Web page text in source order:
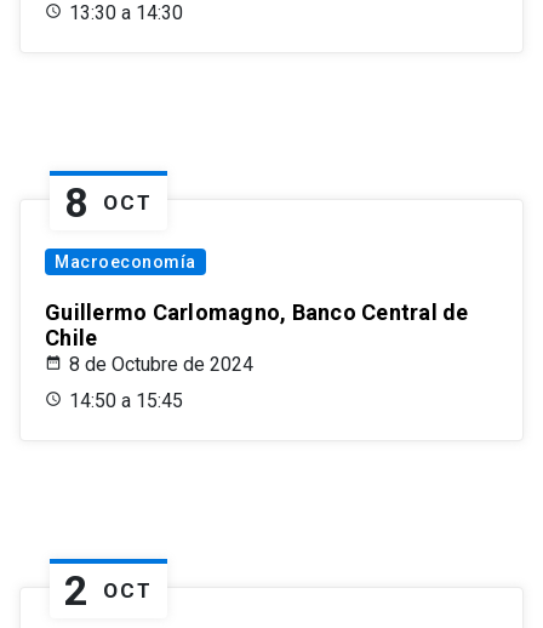
13:30 a 14:30
8 OCT
Macroeconomía
Guillermo Carlomagno, Banco Central de
Chile
8 de Octubre de 2024
14:50 a 15:45
2 OCT